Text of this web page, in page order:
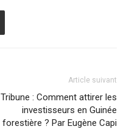
Article suivant
Tribune : Comment attirer les
investisseurs en Guinée
forestière ? Par Eugène Capi